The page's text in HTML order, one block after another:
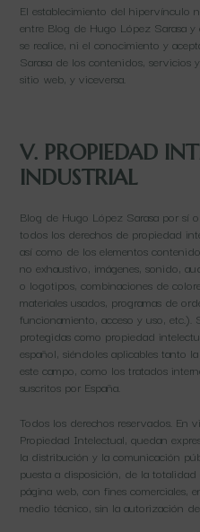
El establecimiento del hipervínculo
entre Blog de Hugo López Sarasa
se realice, ni el conocimiento y
Sarasa de los contenidos,
sitio web, y viceversa.
V. PROPIEDAD
INDUSTRIAL
Blog de Hugo López Sarasa por sí
todos los derechos de propiedad
así como de los elementos
no exhaustivo, imágenes, sonido,
o logotipos, combinaciones de
materiales usados, programas de
funcionamiento, acceso y uso, etc.).
protegidas como propiedad
español, siéndoles aplicables tanto
este campo, como los tratados
suscritos por España.
Todos los derechos reservados. En
Propiedad Intelectual, quedan
la distribución y la comunicación
puesta a disposición, de la
página web, con fines comerciales,
medio técnico, sin la autorización